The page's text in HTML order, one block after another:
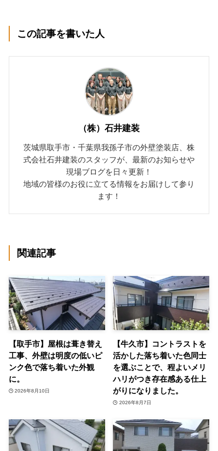
この記事を書いた人
（株）石井建装
茨城県取手市・千葉県我孫子市の外壁塗装店、株
式会社石井建装のスタッフが、最新のお知らせや
現場ブログを日々更新！
地域の皆様のお役に立てる情報をお届けして参り
ます！
関連記事
【取手市】屋根は葺き替え
工事、外壁は明度の低いピ
ンク色で落ち着いた外観
に。
2026年8月10日
【牛久市】コントラストを
活かした落ち着いた色同士
を選ぶことで、程よいメリ
ハリがつき存在感ある仕上
がりになりました。
2026年8月7日